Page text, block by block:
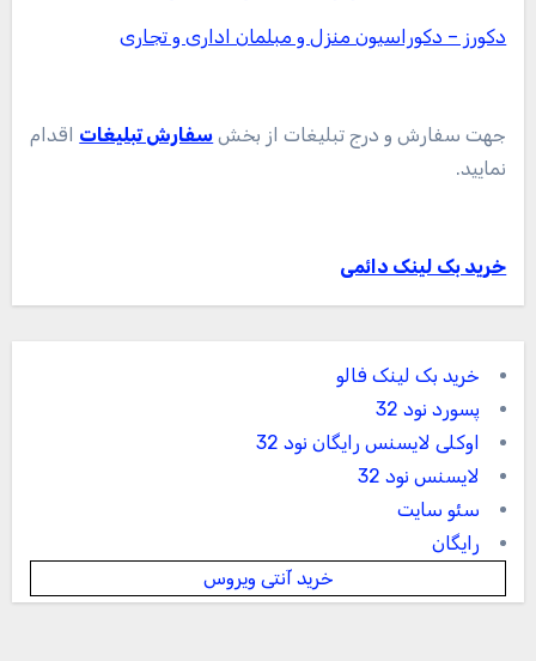
دکورز – دکوراسیون منزل و مبلمان اداری و تجاری
جهت سفارش و درج تبلیغات از بخش سفارش تبلیغات اقدام
نمایید.
خرید بک لینک دائمی
خرید بک لینک فالو
پسورد نود 32
اوکلی لایسنس رایگان نود 32
لایسنس نود 32
سئو سایت
رایگان
خرید آنتی ویروس